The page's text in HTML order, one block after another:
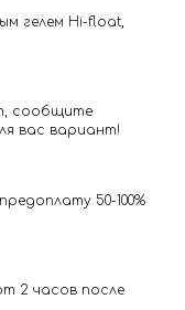
гелем Hi-float,
сообщите
вас вариант!
50-100%
2 часов после